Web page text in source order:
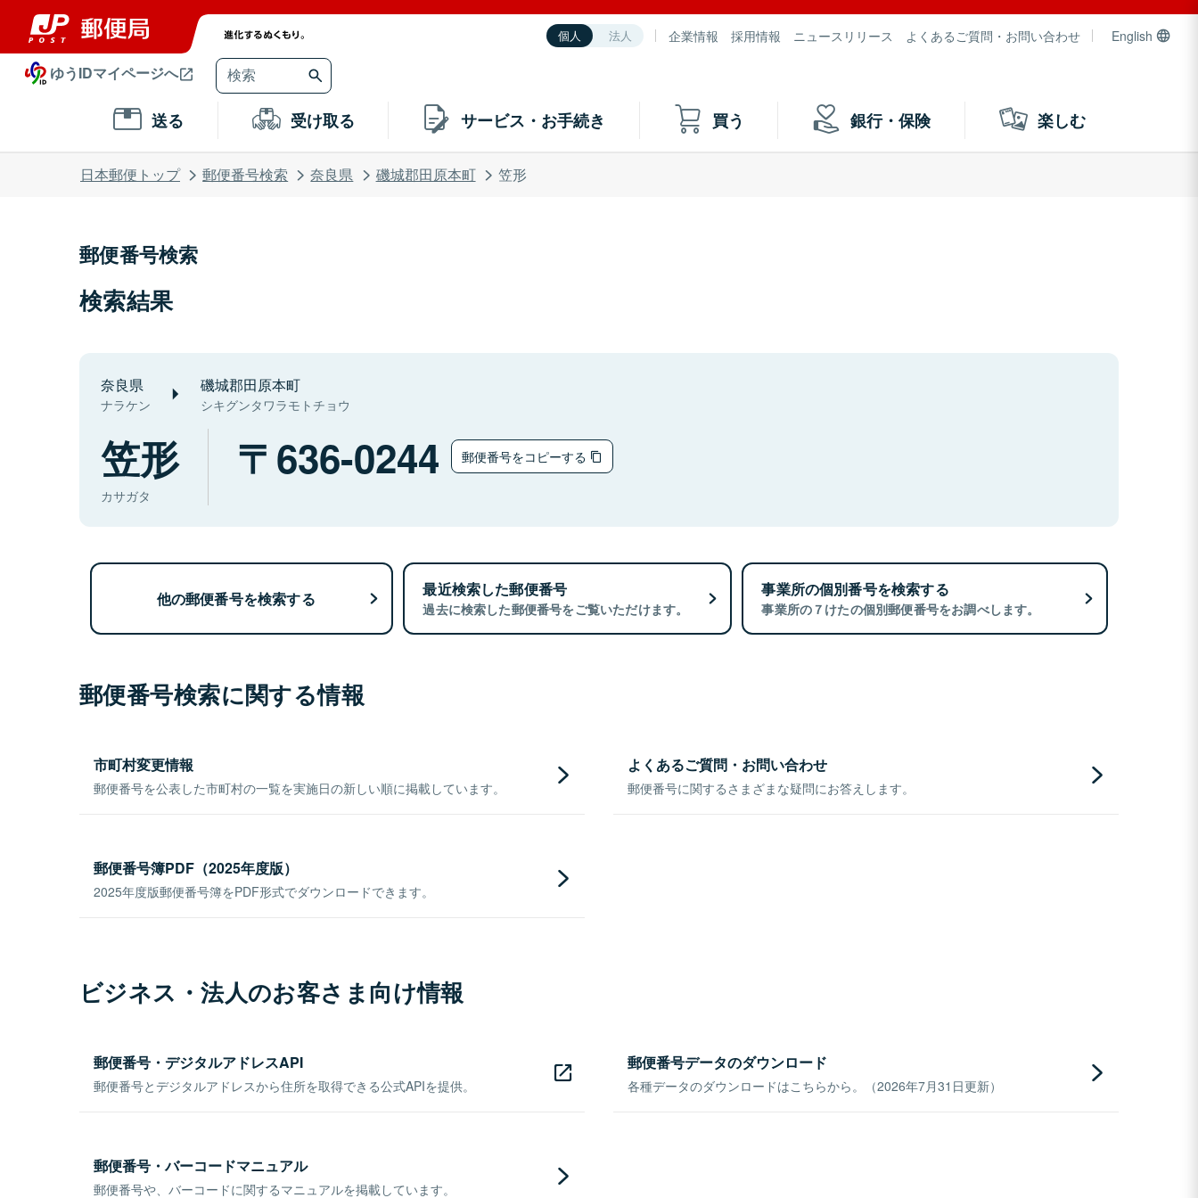
個人 法人 企業情報 採用情報 ニュースリリース よくあるご質問・お問い合わせ English
ゆうIDマイページへ
送る 受け取る サービス・お手続き 買う 銀行・保険 楽しむ
日本郵便トップ 郵便番号検索 奈良県 磯城郡田原本町 笠形
郵便番号検索
検索結果
奈良県
ナラケン
磯城郡田原本町
シキグンタワラモトチョウ
笠形
カサガタ
636-0244 郵便番号をコピーする
他の郵便番号を検索する 最近検索した郵便番号
過去に検索した郵便番号をご覧いただけます。
事業所の個別番号を検索する
事業所の７けたの個別郵便番号をお調べします。
郵便番号検索に関する情報
市町村変更情報
郵便番号を公表した市町村の一覧を実施日の新しい順に掲載しています。
よくあるご質問・お問い合わせ
郵便番号に関するさまざまな疑問にお答えします。
郵便番号簿PDF（2025年度版）
2025年度版郵便番号簿をPDF形式でダウンロードできます。
ビジネス・法人のお客さま向け情報
郵便番号・デジタルアドレスAPI
郵便番号とデジタルアドレスから住所を取得できる公式APIを提供。
郵便番号データのダウンロード
各種データのダウンロードはこちらから。（2026年7月31日更新）
郵便番号・バーコードマニュアル
郵便番号や、バーコードに関するマニュアルを掲載しています。